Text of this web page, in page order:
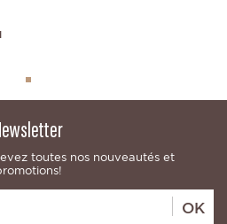
toutes nos nouveautés et
OK